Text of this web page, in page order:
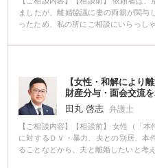
ましたが、離婚協議に妻の両親が関与
ったため、私の所にご相談にいらっし
く離婚を成立させることを希望されて
に妻側に連絡書を送付し、離婚調停
提案して協議を開始しました。 離婚
費、面会交流、慰謝料や財産分与等、
妻やその両親と何度も直接交渉を重ね
を取り交わし離婚を成立させることが
問題が多く、妻の両親が関与してきた
難航しましたが、粘り強く交渉を重
となく離婚を成立させることができた
協議離婚が成立することは多くはあり
【女性・和解により
財産分与・面会交流
例
田丸 啓志 弁護士
【ご相談内容】【相談前】 女性（「
に対するＤＶ・暴力、夫との別居、本
ることなどから、夫と離婚したいと考